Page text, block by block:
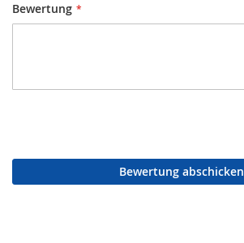
Bewertung
Bewertung abschicken